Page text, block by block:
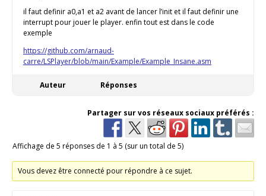
il faut definir a0,a1 et a2 avant de lancer l’init et il faut definir une
interrupt pour jouer le player. enfin tout est dans le code
exemple
https://github.com/arnaud-
carre/LSPlayer/blob/main/Example/Example_Insane.asm
Auteur Réponses
Partager sur vos réseaux sociaux préférés :
Affichage de 5 réponses de 1 à 5 (sur un total de 5)
Vous devez être connecté pour répondre à ce sujet.